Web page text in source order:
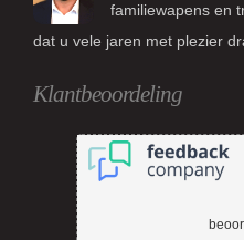
familiewapens en
dat u vele jaren met plezier
Klantbeoordeling